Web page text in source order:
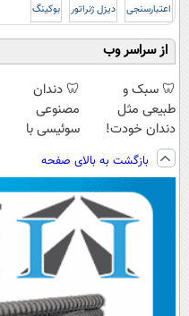
اعتبارسنجی دیزل ژنراتور بوکینگ
از سراسر وب
🦷 سبک و
طبیعی مثل
دندان خودت!
نصب آسان و
پرداخت اقساطی
💳 📍 تهران
🦷 دندان
مصنوعی
سوئیسی با
دیجیتال |
پرداخت در 4
قسط |📍 تهران
بازگشت به بالای صفحه